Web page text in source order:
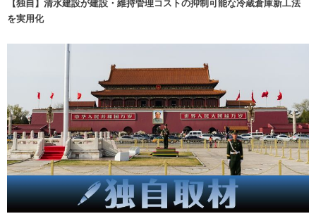
【独自】清水建設が建設・維持管理コストの抑制可能な冷蔵倉庫新工法
を実用化